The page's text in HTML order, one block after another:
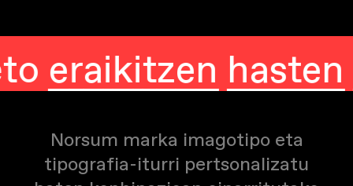
hasten da.
Norsum marka imagotipo eta
tipografia-iturri pertsonalizatu